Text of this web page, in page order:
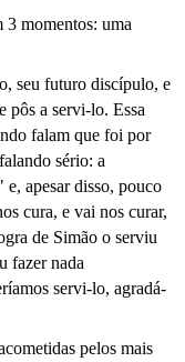
momentos: uma
seu futuro discípulo, e
pôs a servi-lo. Essa
falam que foi por
sério: a
apesar disso, pouco
cura, e vai nos curar,
de Simão o serviu
fazer nada
servi-lo, agradá-
pelos mais